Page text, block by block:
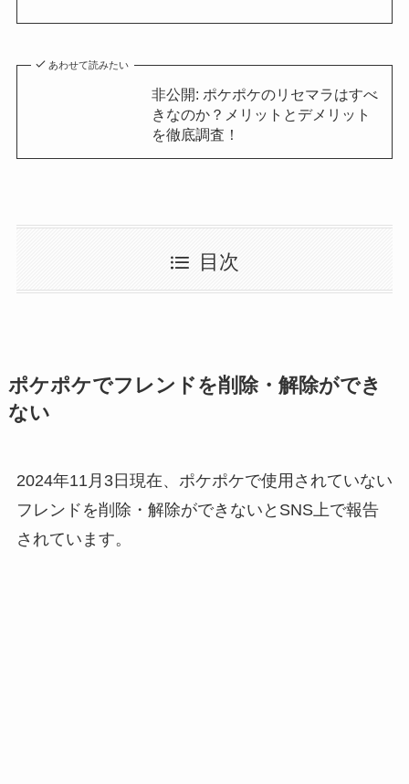
あわせて読みたい
非公開: ポケポケのリセマラはすべ
きなのか？メリットとデメリット
を徹底調査！
目次
ポケポケでフレンドを削除・解除ができ
ない
2024年11月3日現在、ポケポケで使用されていない
フレンドを削除・解除ができないとSNS上で報告
されています。